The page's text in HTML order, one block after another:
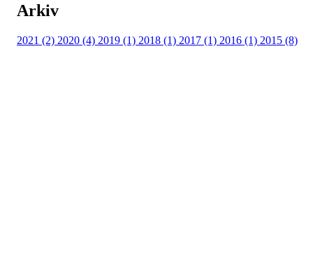
Arkiv
2021 (2) 2020 (4) 2019 (1) 2018 (1) 2017 (1) 2016 (1) 2015 (8)